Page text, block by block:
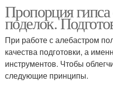
Пропорция гипса
поделок.
При работе с алебастром
качества подготовки, а
инструментов. Чтобы
следующие принципы.